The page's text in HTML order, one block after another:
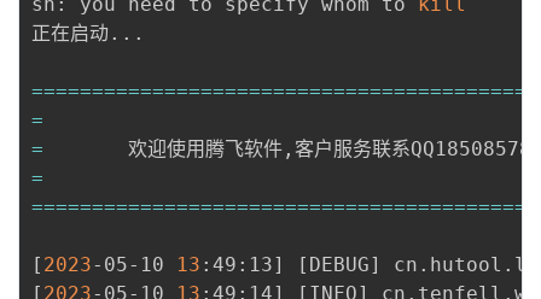
正在启动 .. .
==========================================
=
=
欢迎使用腾飞软件,客户服务联系
=
==========================================
[ 2023-05-10 13 :49:13] [ DEBUG]
[ 2023-05-10 13 :49:14] [ INFO]